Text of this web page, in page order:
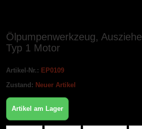
Ölpumpenwerkzeug,
Typ 1 Motor
Artikel-Nr.: EP0109
Zustand: Neuer Artikel
Artikel am Lager